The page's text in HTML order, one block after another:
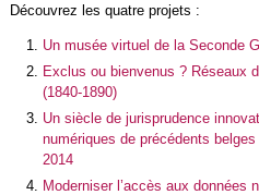
Découvrez les quatre projets :
Un musée virtuel de la Seconde
Exclus ou bienvenus ? Réseaux
(1840-1890)
Un siècle de jurisprudence
numériques de précédents
2014
Moderniser l’accès aux données